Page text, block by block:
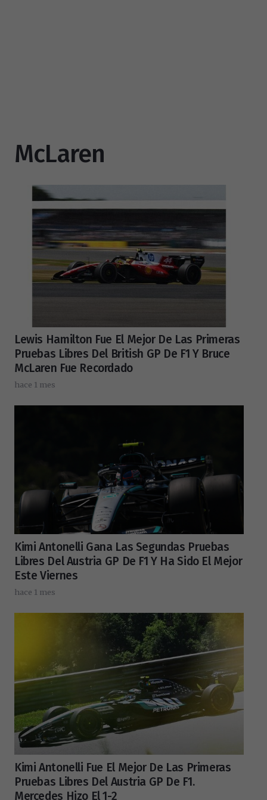
McLaren
Lewis Hamilton Fue El Mejor De Las Primeras
Pruebas Libres Del British GP De F1 Y Bruce
McLaren Fue Recordado
hace 1 mes
Kimi Antonelli Gana Las Segundas Pruebas
Libres Del Austria GP De F1 Y Ha Sido El Mejor
Este Viernes
hace 1 mes
Kimi Antonelli Fue El Mejor De Las Primeras
Pruebas Libres Del Austria GP De F1.
Mercedes Hizo El 1-2